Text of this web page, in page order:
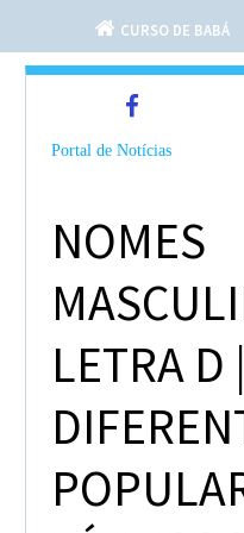
CURSO DE BABÁ
Portal de Notícias
NOMES
LETRA D |